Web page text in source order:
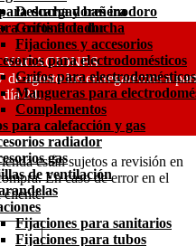
Descargadores inodoro
Grifos flotador
Fijaciones y accesorios
para electrodomésticos
Grifos para electrodomésticos
Mangueras para
Complementos
para calefacción y gas
radiador
gas
de ventilación
Fijaciones para sanitarios
Fijaciones para tubos
ducha y bañera
cortina de ducha
VACACIONES
agosto los entregaremos a
día 24.
están sujetos a revisión en
En caso de error en el
cliente.